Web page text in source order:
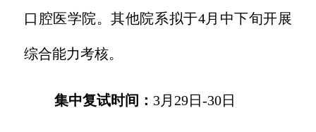
口腔医学院。其他院系拟于4月中下旬开展
综合能力考核。
集中复试时间： 3月29日-30日